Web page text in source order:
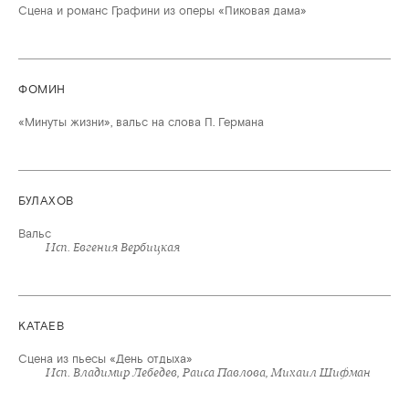
Сцена и романс Графини из оперы «Пиковая дама»
ФОМИН
«Минуты жизни», вальс на слова П. Германа
БУЛАХОВ
Вальс
Исп. Евгения Вербицкая
КАТАЕВ
Сцена из пьесы «День отдыха»
Исп. Владимир Лебедев, Раиса Павлова, Михаил Шифман